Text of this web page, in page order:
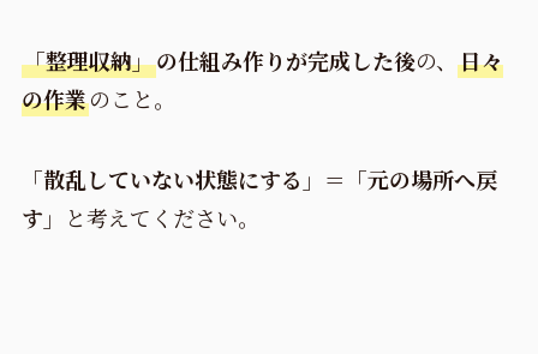
「整理収納」の仕組み作りが完成した後の、 日々
の作業のこと。
「散乱していない状態にする」＝「元の場所へ戻
す」
と考えてください。